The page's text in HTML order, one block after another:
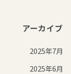
アーカイブ
2025年7月
2025年6月